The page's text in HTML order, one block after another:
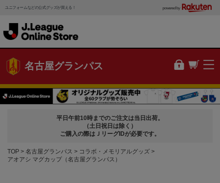
ユニフォームなどの公式グッズが買える！ powered by
名古屋グランパス
平日午前10時までのご注文は当日出荷。
（土日祝日は除く）
ご購入の際はＪリーグIDが必要です。
TOP 名古屋グランパス
コラボ・メモリアルグッズ
アオアシ マグカップ（名古屋グランパス）